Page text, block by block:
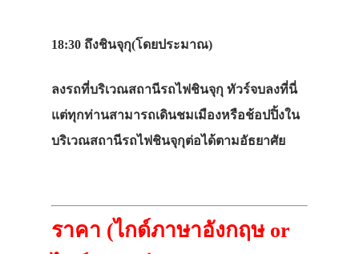
18:30 ถึงชินจุกุ(โดยประมาณ)
ลงรถที่บริเวณสถานีรถไฟชินจุกุ ทัวร์จบลงที่นี่
แต่ทุกท่านสามารถเดินชมเมืองหรือช้อปปิ้งใน
บริเวณสถานีรถไฟชินจุกุต่อได้ตามอัธยาศัย
ราคา (ไกด์ภาษาอังกฤษ or